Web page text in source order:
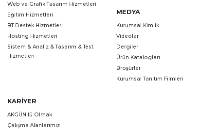
Web ve Grafik Tasarım Hizmetleri
Eğitim Hizmetleri
BT Destek Hizmetleri
Hosting Hizmetleri
Sistem & Analiz & Tasarım & Test
Hizmetleri
MEDYA
Kurumsal Kimlik
Videolar
Dergiler
Ürün Katalogları
Broşürler
Kurumsal Tanıtım Filmleri
KARIYER
AKGÜN'lü Olmak
Çalışma Alanlarımız